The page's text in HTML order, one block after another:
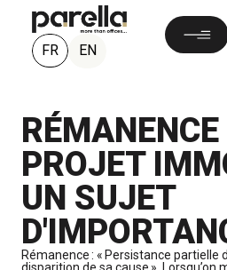
FR EN
RÉMANENCE
PROJET
UN SUJET
Rémanence : « Persistance partielle